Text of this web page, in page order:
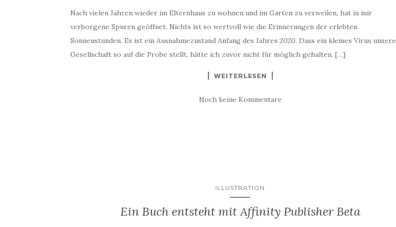
Nach vielen Jahren wieder im Elternhaus zu wohnen und im Garten zu verweilen, hat in mir
verborgene Spuren geöffnet. Nichts ist so wertvoll wie die Erinnerungen der erlebten
Sonnenstunden. Es ist ein Ausnahmezustand Anfang des Jahres 2020. Dass ein kleines Virus unsere
Gesellschaft so auf die Probe stellt, hätte ich zuvor nicht für möglich gehalten. […]
WEITERLESEN
Noch keine Kommentare
ILLUSTRATION
Ein Buch entsteht mit Affinity Publisher Beta